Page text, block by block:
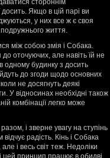
стороннім
Якщо в цій парі ви
у них все ж є своя
життя.
між собою змія і Собака.
оточуючих, але навіть їй не
одному будинку з досить
до згоди щодо основних
не досягнуть деякі
У відносинах необхідні також
комбінації легко може
і зверне увагу на ступінь
радість. Кінь і Собака
і весь світ теж. Недоліки
цей принцип працює в обидві